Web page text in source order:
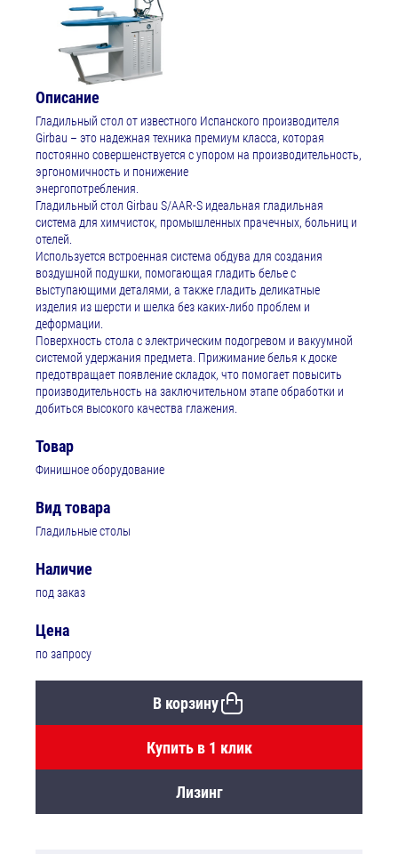
Описание
Гладильный стол от известного Испанского производителя
Girbau – это надежная техника премиум класса, которая
постоянно совершенствуется с упором на производительность,
эргономичность и понижение
энергопотребления.
Гладильный стол Girbau S/AAR-S идеальная гладильная
система для химчисток, промышленных прачечных, больниц и
отелей.
Используется встроенная система обдува для создания
воздушной подушки, помогающая гладить белье с
выступающими деталями, а также гладить деликатные
изделия из шерсти и шелка без каких-либо проблем и
деформации.
Поверхность стола с электрическим подогревом и вакуумной
системой удержания предмета. Прижимание белья к доске
предотвращает появление складок, что помогает повысить
производительность на заключительном этапе обработки и
добиться высокого качества глажения.
Товар
Финишное оборудование
Вид товара
Гладильные столы
Наличие
под заказ
Цена
по запросу
В корзину
Купить в 1 клик
Лизинг